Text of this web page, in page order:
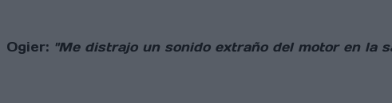
Ogier: "Me distrajo un sonido extraño del motor en la